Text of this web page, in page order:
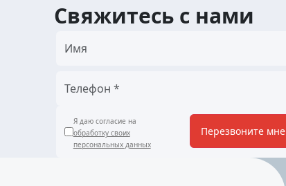
Свяжитесь с нами
Я даю согласие на
обработку своих
персональных данных
Перезвоните мне